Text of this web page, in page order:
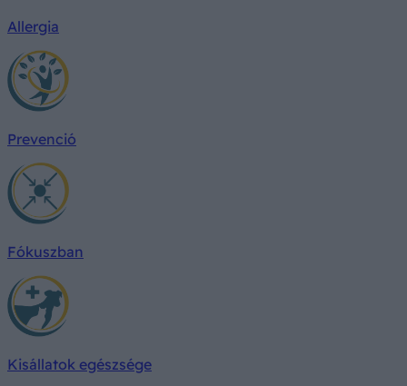
Allergia
Prevenció
Fókuszban
Kisállatok egészsége